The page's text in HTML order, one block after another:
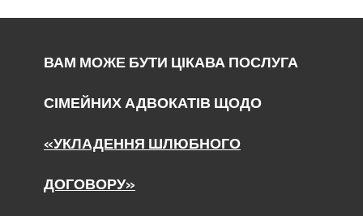
ВАМ МОЖЕ БУТИ ЦІКАВА ПОСЛУГА
СІМЕЙНИХ АДВОКАТІВ ЩОДО
«УКЛАДЕННЯ ШЛЮБНОГО
ДОГОВОРУ»